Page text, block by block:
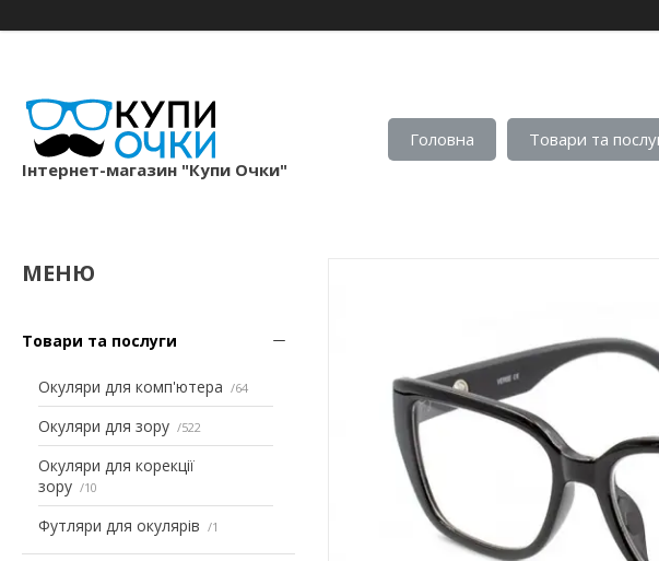
Iнтернет-магазин "Купи Очки"
Головна Товари та
Товари та послуги
Окуляри для комп'ютера 64
Окуляри для зору 522
Окуляри для корекції
зору
10
Футляри для окулярів 1